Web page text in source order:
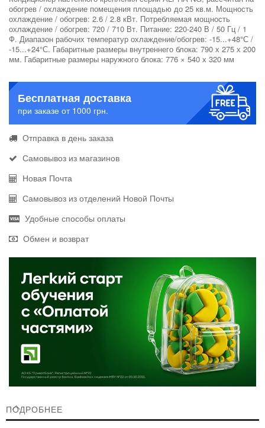
обогрев / охлаждение помещения площадью до 25 кв.м. Мощность
охлаждение / обогрев: 2.6 / 2.8 кВт. Потребляемая мощность
охлаждение / обогрев: 720 / 710 Вт. Питание: 220-240 В / 50 Гц / 1
Ф. Диапазон рабочих температур охлаждение/обогрев: -15...+48°С /
-15...+24°С. Габаритные размеры внутреннего блока: 790 х 275 х 200
мм. Габаритные размеры наружного блока: 776 × 540 х 320 мм
Бесплатная доставка
при заказе от 1000 грн.
Отправка в день заказа
Самовывоз из магазинов
Новая Почта
Самовывоз из отделений Новой Почты
Удобные способы оплаты
Обмен и возврат
ПОДРОБНЕЕ